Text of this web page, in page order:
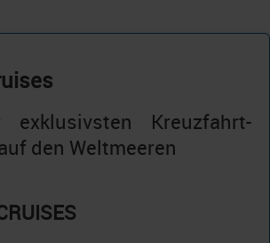
Kreuzfahrt-
den Weltmeeren